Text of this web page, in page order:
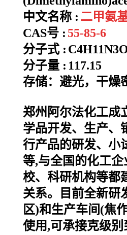
中文名称 : 二甲氨
CAS号 : 55-85-6
分子式 :
分子量 : 117.15
存储：避光，干燥
郑州阿尔法化工成
学品开发、生产、
行产品的研发、小
等,与全国的化工
校、科研机构等都
关系。目前全新研
区)和生产车间(焦
使用,可承接克级